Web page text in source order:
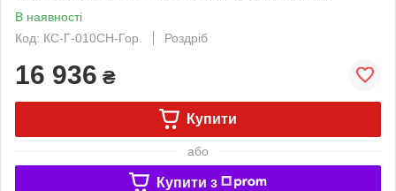
В наявності
Код: КС-Г-010СН-Гор.
Роздріб
16 936 ₴
Купити
або
Купити з